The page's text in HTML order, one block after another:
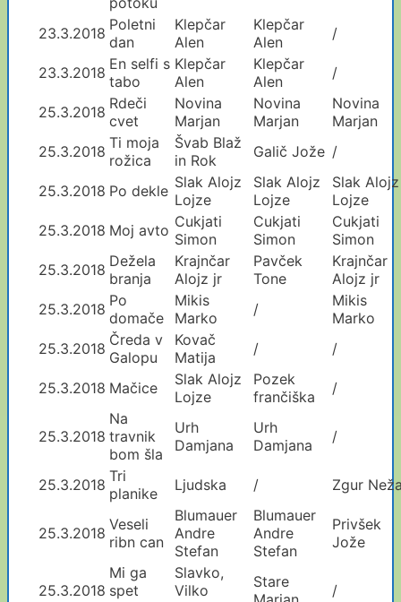
23.3.2018 Poletni
dan
Klepčar
Alen
Klepčar
Alen
/
23.3.2018 En selfi s
tabo
Klepčar
Alen
Klepčar
Alen
/
25.3.2018 Rdeči
cvet
Novina
Marjan
Novina
Marjan
Novina
Marjan
25.3.2018 Ti moja
rožica
Švab Blaž
in Rok
Galič Jože /
25.3.2018 Po dekle Slak Alojz
Lojze
Slak Alojz
Lojze
Slak Alojz
Lojze
25.3.2018 Moj avto Cukjati
Simon
Cukjati
Simon
Cukjati
Simon
25.3.2018 Dežela
branja
Krajnčar
Alojz jr
Pavček
Tone
Krajnčar
Alojz jr
25.3.2018 Po
domače
Mikis
Marko
/
Mikis
Marko
25.3.2018 Čreda v
Galopu
Kovač
Matija
/ /
25.3.2018 Mačice
Slak Alojz
Lojze
Pozek
frančiška
/
25.3.2018
Na
travnik
bom šla
Urh
Damjana
Urh
Damjana
/
25.3.2018 Tri
planike
Ljudska / Zgur
25.3.2018 Veseli
ribn can
Blumauer
Andre
Stefan
Blumauer
Andre
Stefan
Privšek
Jože
25.3.2018
Mi ga
spet
Slavko,
Vilko
Stare
/